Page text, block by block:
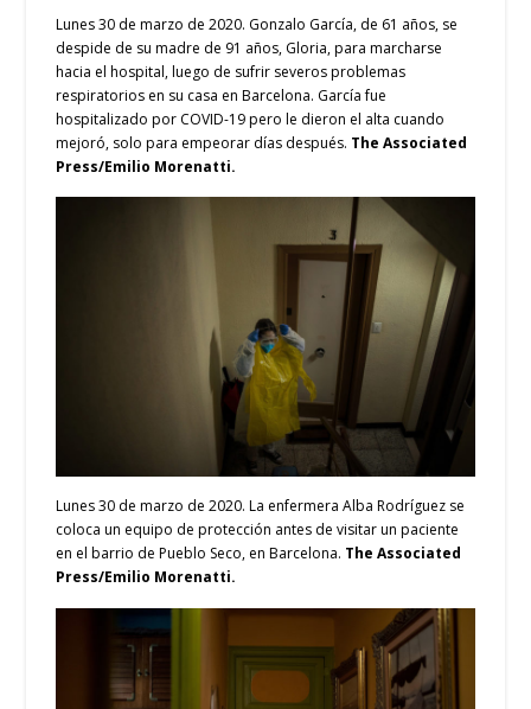
Lunes 30 de marzo de 2020. Gonzalo García, de 61 años, se
despide de su madre de 91 años, Gloria, para marcharse
hacia el hospital, luego de sufrir severos problemas
respiratorios en su casa en Barcelona. García fue
hospitalizado por COVID-19 pero le dieron el alta cuando
mejoró, solo para empeorar días después. The Associated
Press/Emilio Morenatti.
Lunes 30 de marzo de 2020. La enfermera Alba Rodríguez se
coloca un equipo de protección antes de visitar un paciente
en el barrio de Pueblo Seco, en Barcelona. The Associated
Press/Emilio Morenatti.